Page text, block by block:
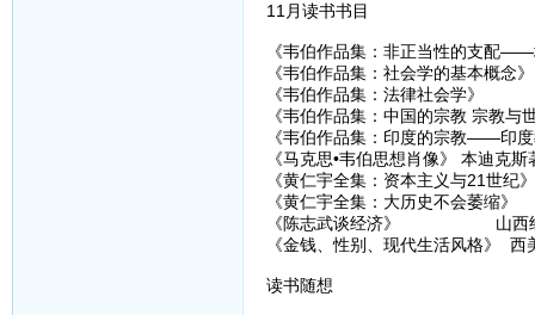
11月读书书目
《韦伯作品集：非正当性的支配
《韦伯作品集：社会学的基本概念》
《韦伯作品集：法律社会学》
《韦伯作品集：中国的宗教 宗教与
《韦伯作品集：印度的宗教——印
《马克思•韦伯思想肖像》 本迪克
《黄仁宇全集：资本主义与21世
《黄仁宇全集：大历史不会萎缩
《陈志武谈经济》 山西经
《金钱、性别、现代生活风格》
读书随想